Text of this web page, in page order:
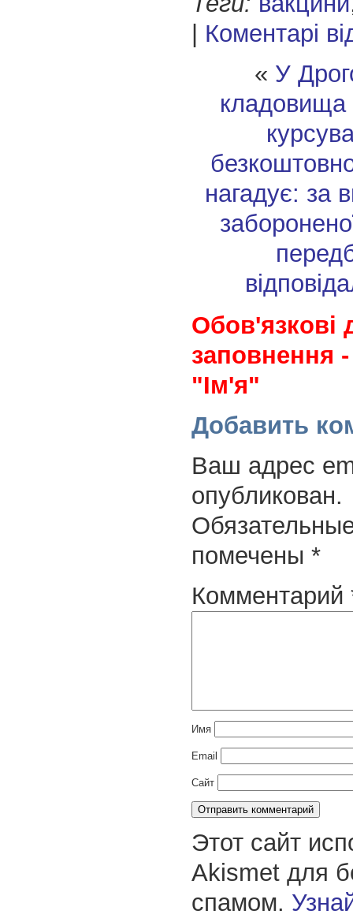
Коментарі
« У
нагадує: за
Обов'язкові
заповнення
"Ім'я"
Добавить
Ваш адрес
опубликован.
помечены *
Комментарий
Имя
Email
Сайт
Этот сайт
Akismet для
спамом.